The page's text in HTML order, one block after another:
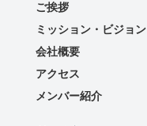
ご挨拶
ミッション・ビジョン
会社概要
アクセス
メンバー紹介